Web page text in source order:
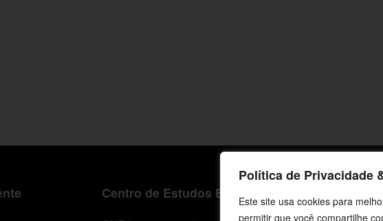
Política de Privacidade
Este site usa cookies para
permitir que você compartilhe
Centro de Estudos Bíblicos Fale